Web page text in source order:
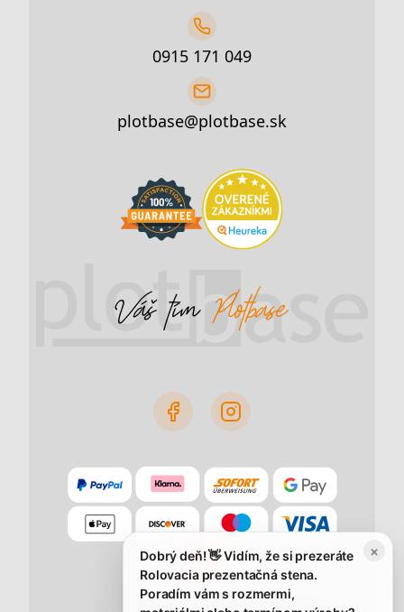
0915 171 049
plotbase@plotbase.sk
×
Dobrý deň! 👋 Vidím, že si prezeráte
Rolovacia prezentačná stena.
Poradím vám s rozmermi,